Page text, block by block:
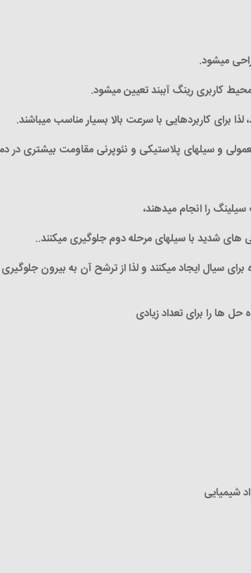
میشود.
کاربری رینگ آببند تعیین میشود.
لذا برای کاربردهایی با سرعت بالا بسیار مناسب میباشند.
و سیلهای پلاستیکی و نئوپرنی مقاومت بیشتری
را انجام میدهند،
های شدید با سیلهای مرحله دوم جلوگیری میکنند..
سیال ایجاد میکنند و لذا از ترشح آن به بیرون
ها را برای تعداد زیادی
شیمیایی